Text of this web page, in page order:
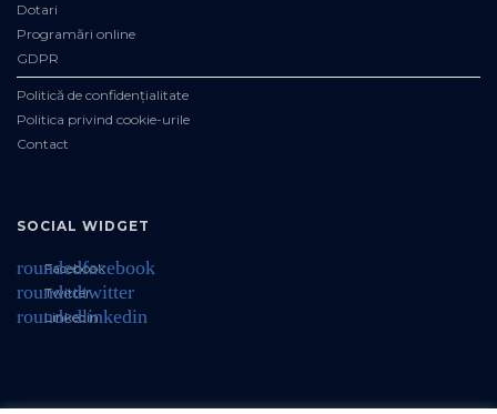
Dotari
Programări online
GDPR
Politică de confidențialitate
Politica privind cookie-urile
Contact
SOCIAL WIDGET
roundedfacebook
Facebook
roundedtwitter
Twitter
roundedlinkedin
Linkedin